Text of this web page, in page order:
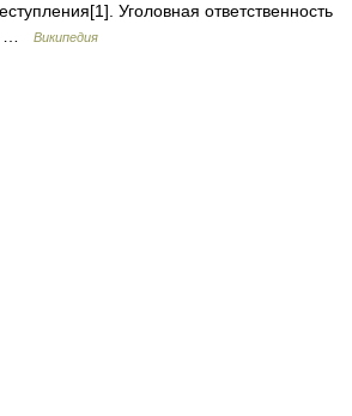
Уголовная ответственность
…
Википедия